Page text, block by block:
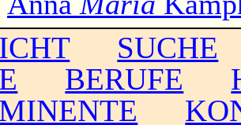
SUCHE
BERUFE